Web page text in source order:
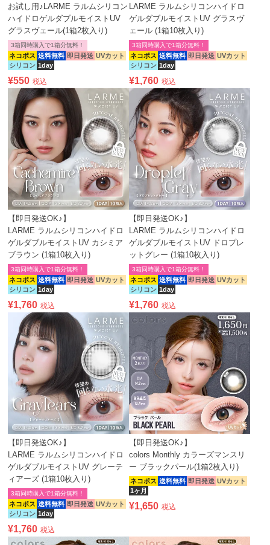
お試し用♪LARME ラルムシリコン
ハイドロゲルダブルモイストUV
グラスヴェール(1箱2枚入り)
ネコポス 送料無料 即日発送 UVカット
シリコン 1day
3箱同時購入で1箱分無料！
¥550 税込
LARME ラルムシリコンハイドロ
ゲルダブルモイストUV グラスヴ
ェール (1箱10枚入り)
ネコポス 送料無料 即日発送 UVカット
シリコン 1day
3箱同時購入で1箱分無料！
¥1,760 税込
【即日発送OK♪】
LARME ラルムシリコンハイドロ
ゲルダブルモイストUV カシミア
ブラウン (1箱10枚入り)
ネコポス 送料無料 即日発送 UVカット
シリコン 1day
3箱同時購入で1箱分無料！
¥1,760 税込
【即日発送OK♪】
LARME ラルムシリコンハイドロ
ゲルダブルモイストUV ドロプレ
ットグレー (1箱10枚入り)
ネコポス 送料無料 即日発送 UVカット
シリコン 1day
3箱同時購入で1箱分無料！
¥1,760 税込
【即日発送OK♪】
LARME ラルムシリコンハイドロ
ゲルダブルモイストUV グレーテ
ィアーズ (1箱10枚入り)
ネコポス 送料無料 即日発送 UVカット
シリコン 1day
3箱同時購入で1箱分無料！
¥1,760 税込
【即日発送OK♪】
colors Monthly カラーズマンスリ
ー ブラックパール(1箱2枚入り)
ネコポス 送料無料 即日発送 UVカット
1ヶ月
¥1,650 税込